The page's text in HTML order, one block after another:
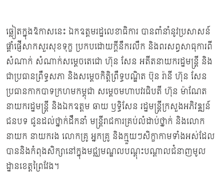
ឆ្លៀតក្នុងឱកាសនេះ ឯកឧត្ដមរដ្ឋលេខាធិការ បានពាំនាំនូវប្រសាសន៍
ផ្ដាំផ្ញើសាកសួរសុខទុក្ខ ប្រកបដោយក្ដីនឹករលឹក និងពរសព្វសាធុការពី
សំណាក់ សំណាក់សម្តេចតេជោ ហ៊ុន សែន អតីតនាយករដ្ឋមន្ដ្រី និង
ជាប្រធានព្រឹទ្ធសភា និងសម្តេចកិត្តិព្រឹទ្ធបណ្ឌិត ប៊ុន រ៉ានី ហ៊ុន សែន
ប្រធានកាកបាទក្រហមកម្ពុជា សម្តេចមហាបវរធិបតី ហ៊ុន ម៉ាណែត
នាយករដ្ឋមន្រ្ដី និងឯកឧត្តម ឆាយ ឫទ្ធិសែន រដ្ឋមន្រ្តីក្រសួងអភិវឌ្ឍន៍
ជនបទ ជូនដល់ថ្នាក់ដឹកនាំ មន្រ្តីរាជការគ្រប់លំដាប់ថ្នាក់ និងលោក
នាយក នាយករង លោកគ្រូ អ្នកគ្រូ និងក្មួយៗសិក្ខាកាមទាំងអស់ដែល
បាននិងកំពុងសិក្សានៅក្នុងមជ្ឈមណ្ឌលបណ្តុះបណ្តាលជំនាញមូល
ដ្ឋានខេត្ដព្រៃវែង។